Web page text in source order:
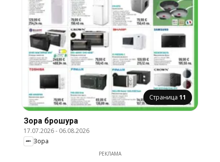
Страница 11
Зора брошура
17.07.2026- 06.08.2026
Зора
РЕКЛАМА